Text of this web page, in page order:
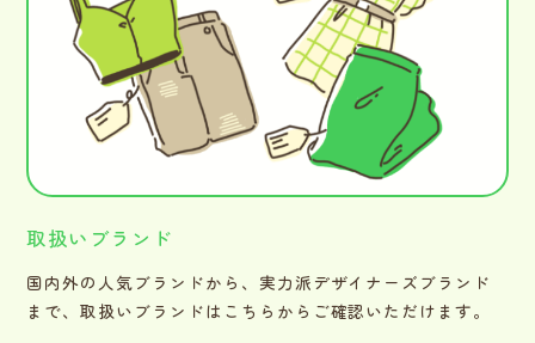
取扱いブランド
国内外の人気ブランドから、実力派デザイナーズブランド
まで、取扱いブランドはこちらからご確認いただけます。